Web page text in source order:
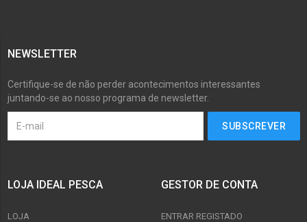
NEWSLETTER
Certifique-se de não perder acontecimentos interessantes
juntando-se ao nosso programa de newsletter.
LOJA IDEAL PESCA
LOJA
GESTOR DE CONTA
ENTRAR REGISTADO